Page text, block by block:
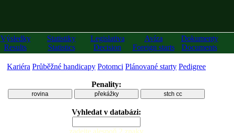
Výsledky
Results
Statistiky
Statistics
Legislativa
Decision
Avíza
Foreign starts
Dokumenty
Documents
Kariéra Průběžné handicapy Potomci Plánované starty Pedigree
Penality:
rovina překážky stch cc
Vyhledat v databázi:
zadejte alespoň 2 znaky